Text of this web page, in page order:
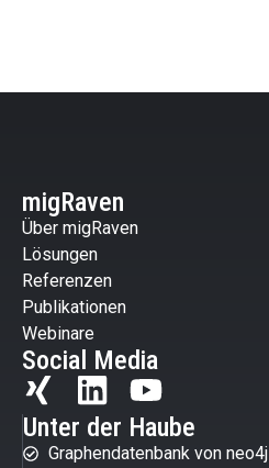
migRaven
Über migRaven
Lösungen
Referenzen
Publikationen
Webinare
Social Media
Unter der Haube
Graphendatenbank von neo4j